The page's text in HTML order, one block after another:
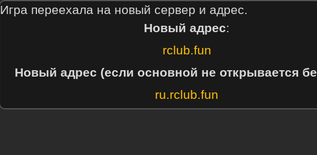
Игра переехала на новый сервер и адрес.
Новый адрес:
rclub.fun
Новый адрес (если основной не открывается
ru.rclub.fun